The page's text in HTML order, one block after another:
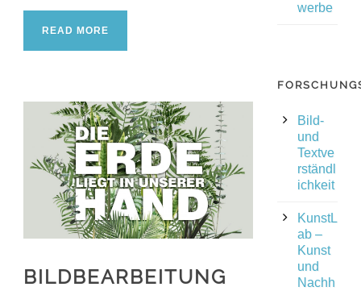
READ MORE
BILDBEARBEITUNG
werbe
Bild-
und
Textve
rständl
ichkeit
KunstL
ab –
Kunst
und
Nachh